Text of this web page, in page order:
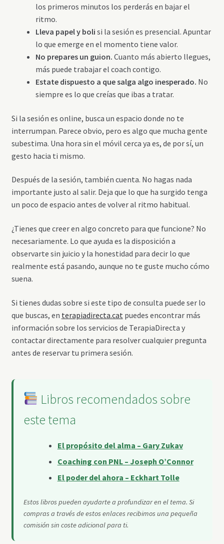
los primeros minutos los perderás en bajar el
ritmo.
Lleva papel y boli si la sesión es presencial. Apuntar
lo que emerge en el momento tiene valor.
No prepares un guion. Cuanto más abierto llegues,
más puede trabajar el coach contigo.
Estate dispuesto a que salga algo inesperado. No
siempre es lo que creías que ibas a tratar.
Si la sesión es online, busca un espacio donde no te
interrumpan. Parece obvio, pero es algo que mucha gente
subestima. Una hora sin el móvil cerca ya es, de por sí, un
gesto hacia ti mismo.
Después de la sesión, también cuenta. No hagas nada
importante justo al salir. Deja que lo que ha surgido tenga
un poco de espacio antes de volver al ritmo habitual.
¿Tienes que creer en algo concreto para que funcione? No
necesariamente. Lo que ayuda es la disposición a
observarte sin juicio y la honestidad para decir lo que
realmente está pasando, aunque no te guste mucho cómo
suena.
Si tienes dudas sobre si este tipo de consulta puede ser lo
que buscas, en terapiadirecta.cat puedes encontrar más
información sobre los servicios de TerapiaDirecta y
contactar directamente para resolver cualquier pregunta
antes de reservar tu primera sesión.
Libros recomendados sobre
este tema
El propósito del alma – Gary Zukav
Coaching con PNL – Joseph O’Connor
El poder del ahora – Eckhart Tolle
Estos libros pueden ayudarte a profundizar en el tema. Si
compras a través de estos enlaces recibimos una pequeña
comisión sin coste adicional para ti.